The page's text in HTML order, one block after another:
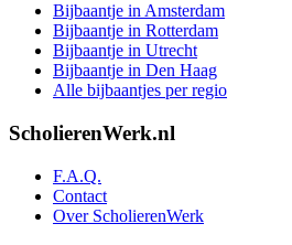
Bijbaantje in Amsterdam
Bijbaantje in Rotterdam
Bijbaantje in Utrecht
Bijbaantje in Den Haag
Alle bijbaantjes per regio
ScholierenWerk.nl
F.A.Q.
Contact
Over ScholierenWerk